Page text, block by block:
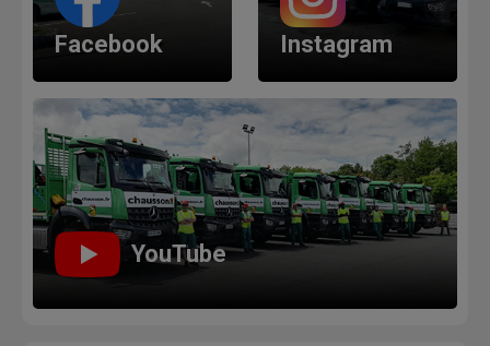
Facebook Instagram
YouTube